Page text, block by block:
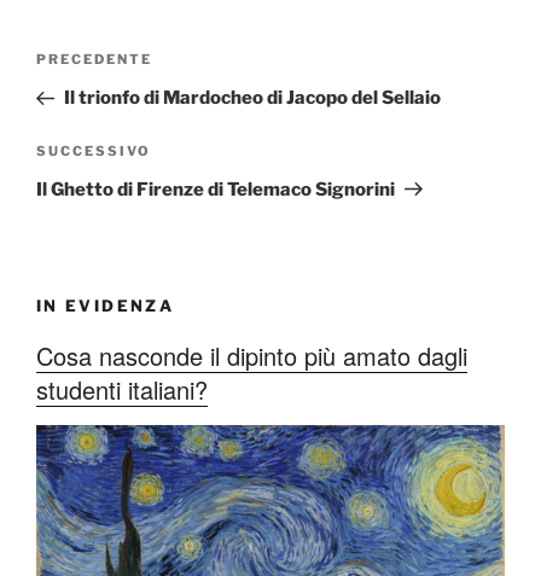
Navigazione
Articolo
precedente:
PRECEDENTE
Il trionfo di Mardocheo di Jacopo del Sellaio
Articolo
successivo
SUCCESSIVO
Il Ghetto di Firenze di Telemaco Signorini
IN EVIDENZA
Cosa nasconde il dipinto più amato dagli
studenti italiani?